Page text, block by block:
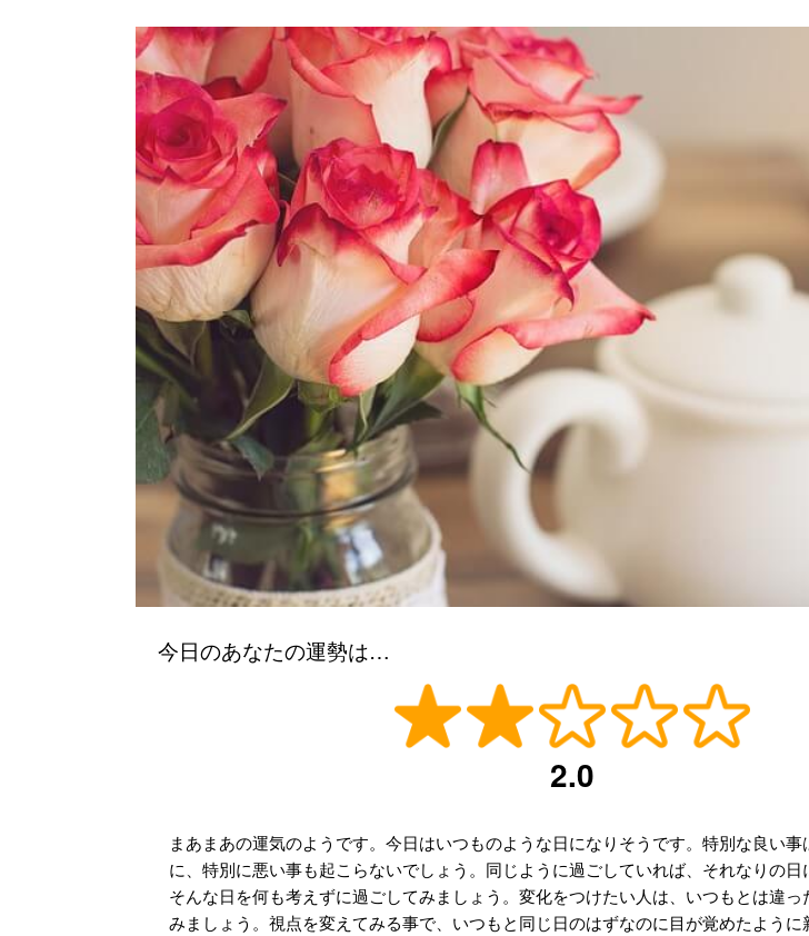
今日のあなたの運勢は…
2.0
まあまあの運気のようです。今日はいつものような日になりそうです。特別な良い事
に、特別に悪い事も起こらないでしょう。同じように過ごしていれば、それなりの
そんな日を何も考えずに過ごしてみましょう。変化をつけたい人は、いつもとは違っ
みましょう。視点を変えてみる事で、いつもと同じ日のはずなのに目が覚めたよう